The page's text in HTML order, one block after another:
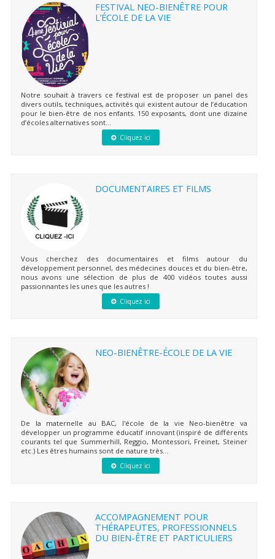
FESTIVAL NEO-BIENÊTRE POUR
L’ÉCOLE DE LA VIE
Notre souhait à travers ce festival est de proposer un panel des
divers outils, techniques, activités qui existent autour de l’éducation
pour le bien-être de nos enfants. 150 exposants, dont une dizaine
d’écoles alternatives sont...
Cliquez ici
DOCUMENTAIRES ET FILMS
Vous cherchez des documentaires et films autour du
développement personnel, des médecines douces et du bien-être,
nous avons une sélection de plus de 400 vidéos toutes aussi
passionnantes les unes que les autres !
Cliquez ici
NEO-BIENÊTRE-ÉCOLE DE LA VIE
De la maternelle au BAC, l'école de la vie Neo-bienêtre va
développer un programme éducatif innovant (inspiré de différents
courants tel que Summerhill, Reggio, Montessori, Freinet, Steiner
etc.) Les êtres humains sont de nature très...
Cliquez ici
ACCOMPAGNEMENT POUR
THÉRAPEUTES, PROFESSIONNELS
DU BIEN-ÊTRE ET PARTICULIERS